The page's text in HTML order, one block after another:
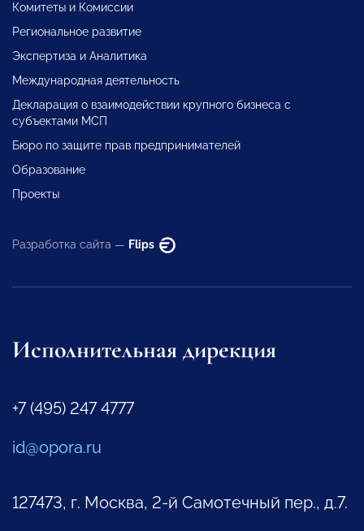
Комитеты и Комиссии
Региональное развитие
Экспертиза и Аналитика
Международная деятельность
Декларация о взаимодействии крупного бизнеса с
субъектами МСП
Бюро по защите прав предпринимателей
Образование
Проекты
Разработка сайта — Flips
Исполнительная дирекция
+7 (495) 247 4777
id@opora.ru
127473, г. Москва, 2-й Самотечный пер., д.7.